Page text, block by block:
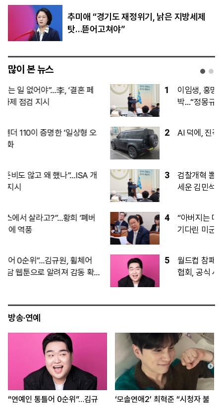
추미애 “경기도 재정위기, 낡은 지방세제
탓…뜯어고쳐야”
많이 본 뉴스
1
이임생, 홍명보 발탁 독박 의혹에 정면 반
박…“정몽규 지시대로 했을뿐”
2 AI 덕에, 진격의 양안 수출 완전히 기염
3
검찰개혁 뽐내는 정청래 vs 당정협력 내
세운 김민석…오늘 민주 전대 2라운드
4
“아버지는 마음속에 살아 있다”…70여 년
기다린 미군 남매에 한·미 “마지막 한 분까
5
월드컵 참패·압수수색·성접대까지…축구
협회, 공식 사과문 발표
방송·연예
“연예인 통틀어 0순위”…김규
‘모솔연애2’ 최혁준 “시청자 불